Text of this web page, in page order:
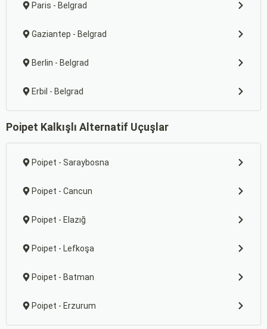
Paris - Belgrad
Gaziantep - Belgrad
Berlin - Belgrad
Erbil - Belgrad
Poipet Kalkışlı Alternatif Uçuşlar
Poipet - Saraybosna
Poipet - Cancun
Poipet - Elazığ
Poipet - Lefkoşa
Poipet - Batman
Poipet - Erzurum